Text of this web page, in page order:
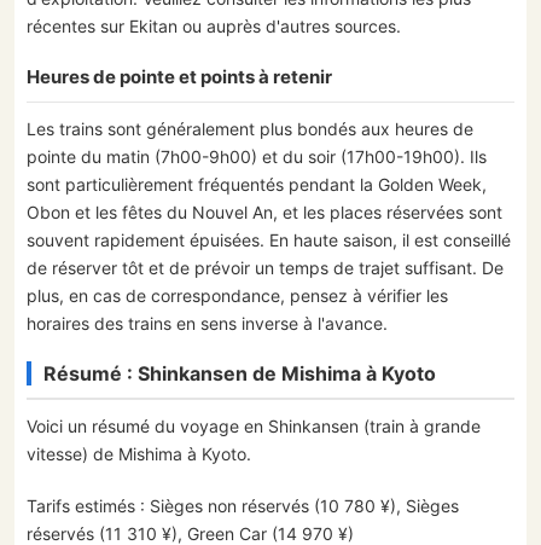
récentes sur Ekitan ou auprès d'autres sources.
Heures de pointe et points à retenir
Les trains sont généralement plus bondés aux heures de
pointe du matin (7h00-9h00) et du soir (17h00-19h00). Ils
sont particulièrement fréquentés pendant la Golden Week,
Obon et les fêtes du Nouvel An, et les places réservées sont
souvent rapidement épuisées. En haute saison, il est conseillé
de réserver tôt et de prévoir un temps de trajet suffisant. De
plus, en cas de correspondance, pensez à vérifier les
horaires des trains en sens inverse à l'avance.
Résumé : Shinkansen de Mishima à Kyoto
Voici un résumé du voyage en Shinkansen (train à grande
vitesse) de Mishima à Kyoto.
Tarifs estimés : Sièges non réservés (10 780 ¥), Sièges
réservés (11 310 ¥), Green Car (14 970 ¥)